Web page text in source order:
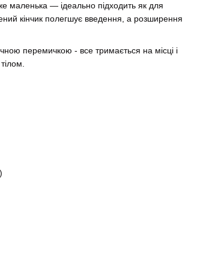
маленька — ідеально підходить як для
кінчик полегшує введення, а розширення
перемичкою - все тримається на місці і